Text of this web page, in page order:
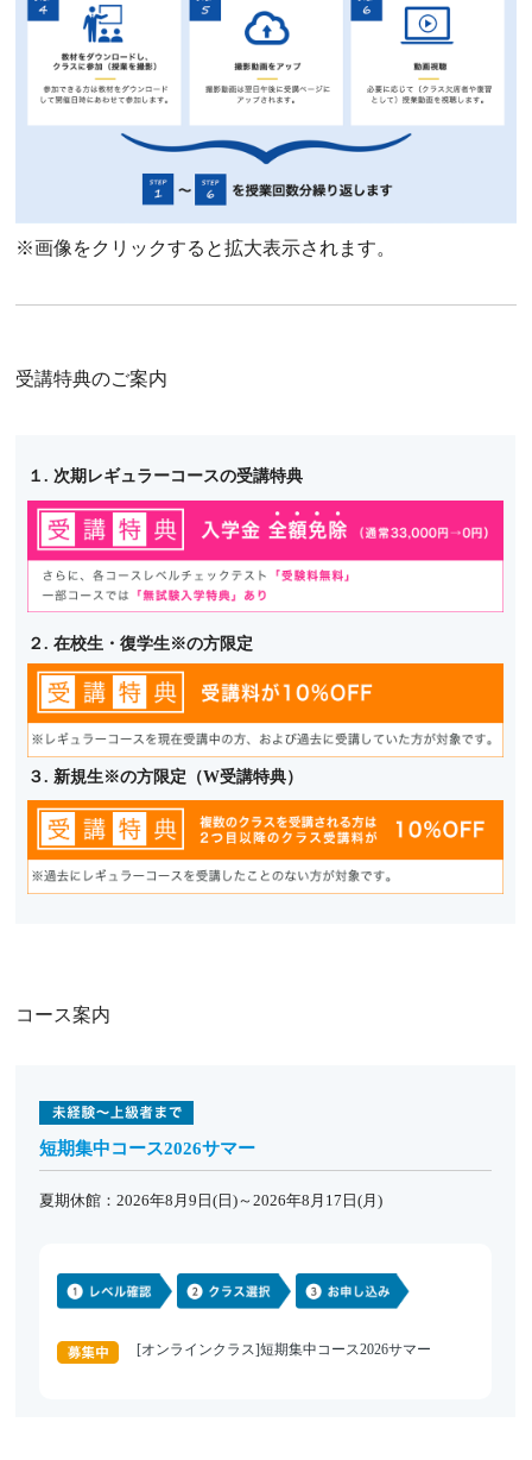
※画像をクリックすると拡大表示されます。
受講特典のご案内
１. 次期レギュラーコースの受講特典
２. 在校生・復学生※の方限定
３. 新規生※の方限定（W受講特典）
コース案内
短期集中コース2026サマー
夏期休館：2026年8月9日(日)～2026年8月17日(月)
[オンラインクラス]短期集中コース2026サマー